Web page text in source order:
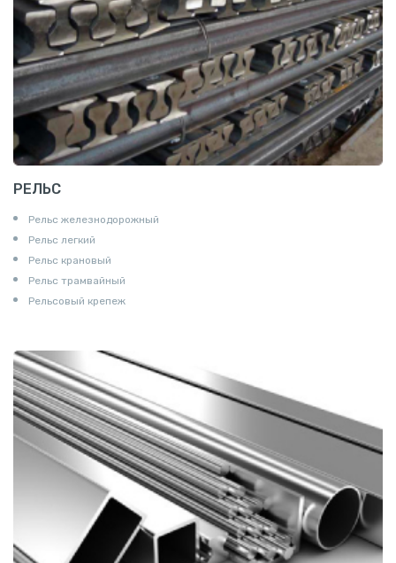
РЕЛЬС
Рельс железнодорожный
Рельс легкий
Рельс крановый
Рельс трамвайный
Рельсовый крепеж